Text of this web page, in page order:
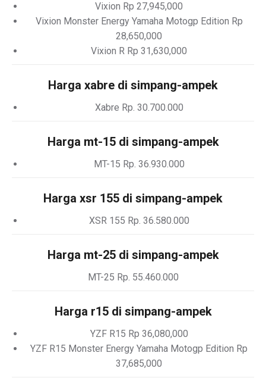
Vixion Rp 27,945,000
Vixion Monster Energy Yamaha Motogp Edition Rp
28,650,000
Vixion R Rp 31,630,000
Harga xabre di simpang-ampek
Xabre Rp. 30.700.000
Harga mt-15 di simpang-ampek
MT-15 Rp. 36.930.000
Harga xsr 155 di simpang-ampek
XSR 155 Rp. 36.580.000
Harga mt-25 di simpang-ampek
MT-25 Rp. 55.460.000
Harga r15 di simpang-ampek
YZF R15 Rp 36,080,000
YZF R15 Monster Energy Yamaha Motogp Edition Rp
37,685,000